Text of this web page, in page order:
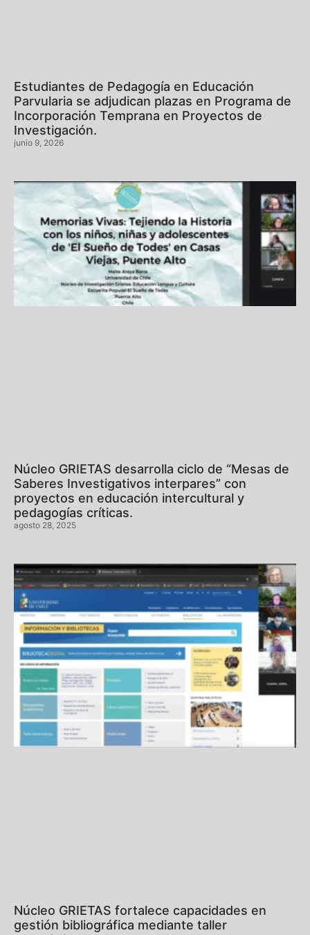
Estudiantes de Pedagogía en Educación
Parvularia se adjudican plazas en Programa de
Incorporación Temprana en Proyectos de
Investigación.
junio 9, 2026
Núcleo GRIETAS desarrolla ciclo de “Mesas de
Saberes Investigativos interpares” con
proyectos en educación intercultural y
pedagogías críticas.
agosto 28, 2025
Núcleo GRIETAS fortalece capacidades en
gestión bibliográfica mediante taller